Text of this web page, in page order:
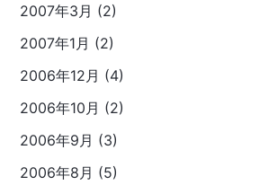
2007年3月 (2)
2007年1月 (2)
2006年12月 (4)
2006年10月 (2)
2006年9月 (3)
2006年8月 (5)